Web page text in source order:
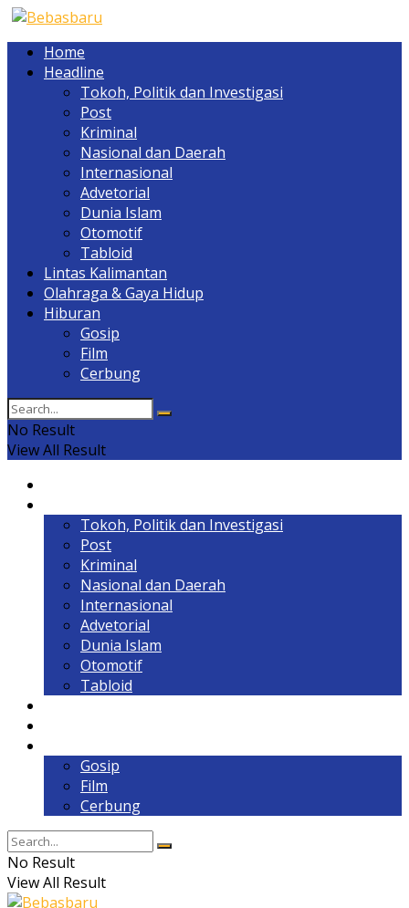
Home
Headline
Tokoh, Politik dan Investigasi
Post
Kriminal
Nasional dan Daerah
Internasional
Advetorial
Dunia Islam
Otomotif
Tabloid
Lintas Kalimantan
Olahraga & Gaya Hidup
Hiburan
Gosip
Film
Cerbung
No Result
View All Result
Tokoh, Politik dan Investigasi
Post
Kriminal
Nasional dan Daerah
Internasional
Advetorial
Dunia Islam
Otomotif
Tabloid
Gosip
Film
Cerbung
No Result
View All Result